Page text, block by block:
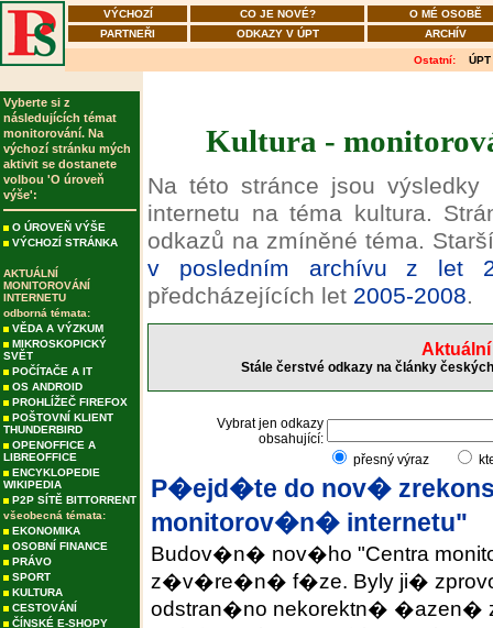
VÝCHOZÍ CO JE NOVÉ?
O MÉ OSOBĚ
PARTNEŘI
ODKAZY V ÚPT ARCHÍV
Ostatní: ÚPT
Vyberte si z
následujících témat
monitorování. Na
výchozí stránku mých
aktivit se dostanete
volbou 'O úroveň
výše':
O ÚROVEŇ VÝŠE
VÝCHOZÍ STRÁNKA
AKTUÁLNÍ
MONITOROVÁNÍ
INTERNETU
odborná témata:
VĚDA A VÝZKUM
MIKROSKOPICKÝ
SVĚT
POČÍTAČE A IT
OS ANDROID
PROHLÍŽEČ FIREFOX
POŠTOVNÍ KLIENT
THUNDERBIRD
OPENOFFICE A
LIBREOFFICE
ENCYKLOPEDIE
WIKIPEDIA
P2P SÍTĚ BITTORRENT
všeobecná témata:
EKONOMIKA
OSOBNÍ FINANCE
PRÁVO
SPORT
KULTURA
CESTOVÁNÍ
ČÍNSKÉ E-SHOPY
Kultura -
Na této stránce jsou výsledky
internetu na téma kultura.
odkazů na zmíněné téma.
v posledním archívu z let
předcházejících let 2005-2008.
Stále čerstvé odkazy na články
Vybrat jen odkazy
obsahující:
přesný výraz
P�ejd�te do nov�
monitorov�n� internetu"
Budov�n� nov�ho "Centra
z�v�re�n� f�ze. Byly ji�
odstran�no nekorektn� �azen�